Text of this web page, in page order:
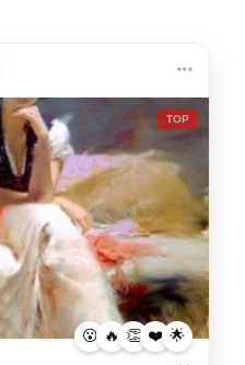
TOP
😮 🔥 👏 ❤️ 🌟